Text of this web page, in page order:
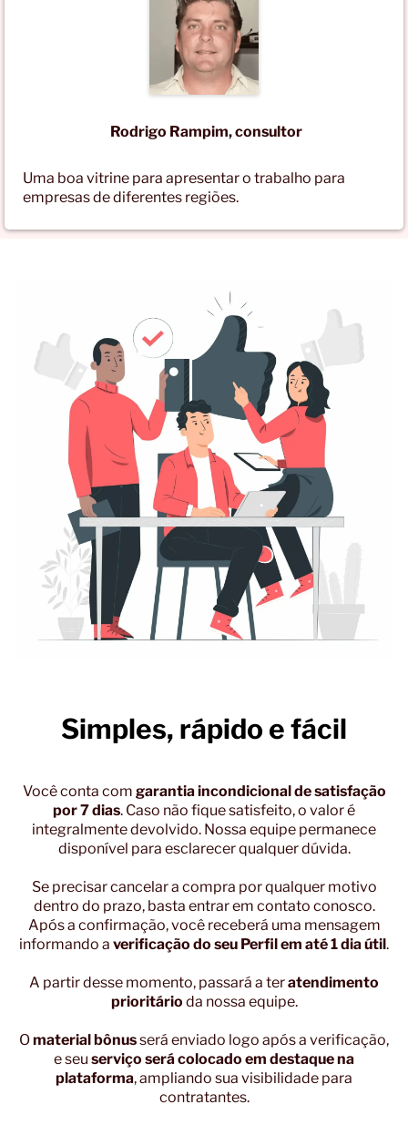
Rodrigo Rampim, consultor
Uma boa vitrine para apresentar o trabalho para
empresas de diferentes regiões.
Simples, rápido e fácil
Você conta com garantia incondicional de satisfação
por 7 dias. Caso não fique satisfeito, o valor é
integralmente devolvido. Nossa equipe permanece
disponível para esclarecer qualquer dúvida.
Se precisar cancelar a compra por qualquer motivo
dentro do prazo, basta entrar em contato conosco.
Após a confirmação, você receberá uma mensagem
informando a verificação do seu Perfil em até 1 dia útil.
A partir desse momento, passará a teratendimento
prioritário da nossa equipe.
Omaterial bônusserá enviado logo após a verificação,
e seu serviço será colocado em destaque na
plataforma, ampliando sua visibilidade para
contratantes.